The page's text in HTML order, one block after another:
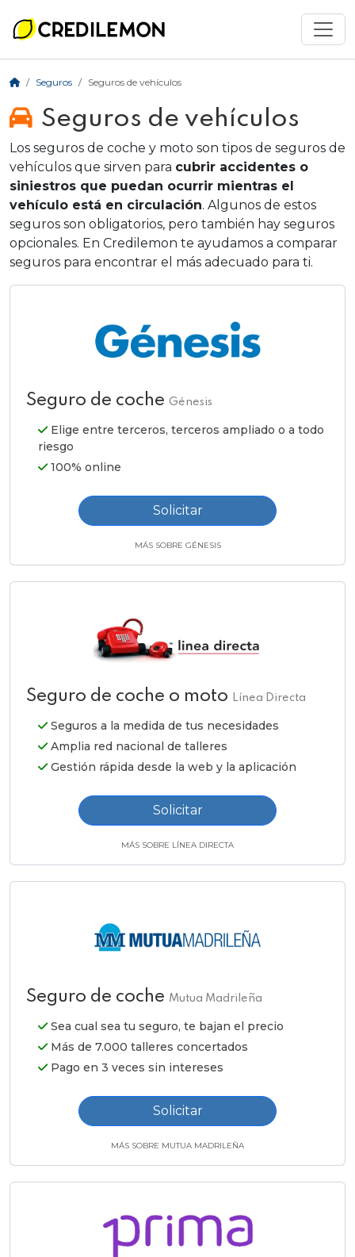
Seguros Seguros de vehículos
Seguros de vehículos
Los seguros de coche y moto son tipos de seguros de
vehículos que sirven para cubrir accidentes o
siniestros que puedan ocurrir mientras el
vehículo está en circulación. Algunos de estos
seguros son obligatorios, pero también hay seguros
opcionales. En Credilemon te ayudamos a comparar
seguros para encontrar el más adecuado para ti.
Seguro de coche Génesis
Elige entre terceros, terceros ampliado o a todo
riesgo
100% online
Solicitar
MÁS SOBRE GÉNESIS
Seguro de coche o moto Línea Directa
Seguros a la medida de tus necesidades
Amplia red nacional de talleres
Gestión rápida desde la web y la aplicación
Solicitar
MÁS SOBRE LÍNEA DIRECTA
Seguro de coche Mutua Madrileña
Sea cual sea tu seguro, te bajan el precio
Más de 7.000 talleres concertados
Pago en 3 veces sin intereses
Solicitar
MÁS SOBRE MUTUA MADRILEÑA